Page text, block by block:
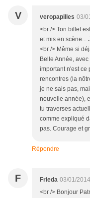
V veropapilles 03/
<br /> Ton billet
et mis en scène...
<br /> Même si
Belle Année,
important n'est ce
rencontres (la
je ne sais pas,
nouvelle année),
tu traverses
comme expliqué
pas. Courage et
Répondre
F Frieda 03/01/
<br /> Bonjour